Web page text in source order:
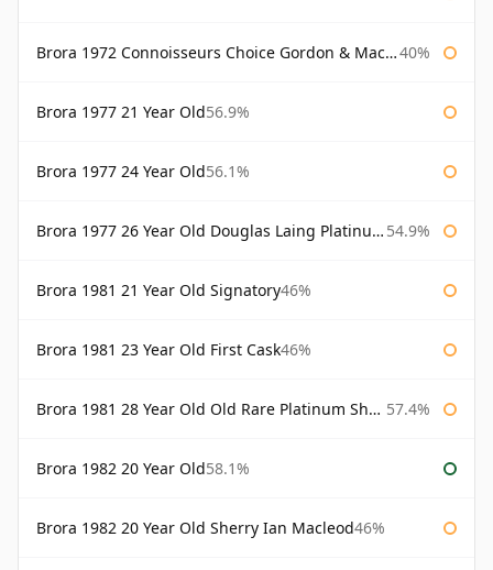
Brora 1972 Connoisseurs Choice Gordon & Macphail 40%
Brora 1977 21 Year Old56.9%
Brora 1977 24 Year Old56.1%
Brora 1977 26 Year Old Douglas Laing Platinum Selection 54.9%
Brora 1981 21 Year Old Signatory46%
Brora 1981 23 Year Old First Cask46%
Brora 1981 28 Year Old Old Rare Platinum Sherry Cask Douglas Laing Platinum Selection 57.4%
Brora 1982 20 Year Old58.1%
Brora 1982 20 Year Old Sherry Ian Macleod46%